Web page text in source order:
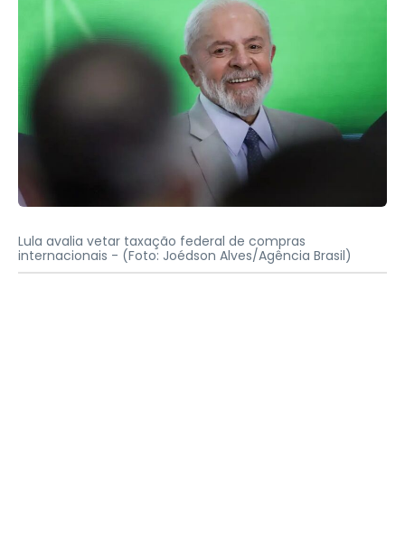
Lula avalia vetar taxação federal de compras
internacionais - (Foto: Joédson Alves/Agência Brasil)